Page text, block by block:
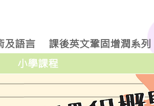
及語言
課後英文鞏固增潤系列
小學課程